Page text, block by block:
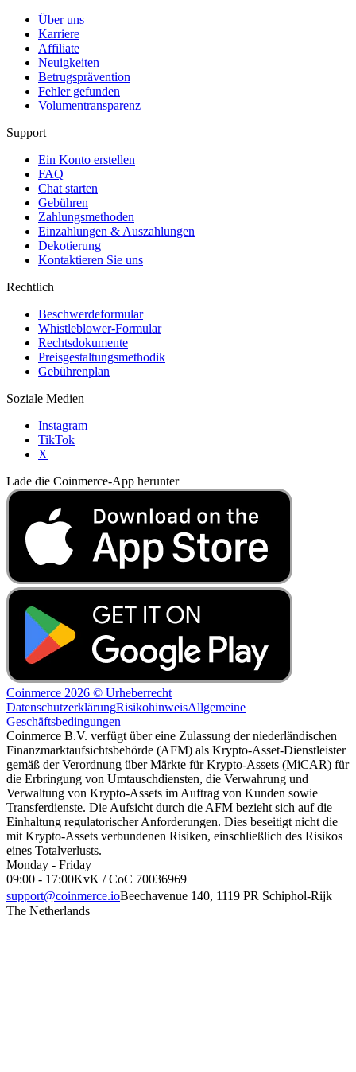
Über uns
Karriere
Affiliate
Neuigkeiten
Betrugsprävention
Fehler gefunden
Volumentransparenz
Support
Ein Konto erstellen
FAQ
Chat starten
Gebühren
Zahlungsmethoden
Einzahlungen & Auszahlungen
Dekotierung
Kontaktieren Sie uns
Rechtlich
Beschwerdeformular
Whistleblower-Formular
Rechtsdokumente
Preisgestaltungsmethodik
Gebührenplan
Soziale Medien
Instagram
TikTok
X
Lade die Coinmerce-App herunter
Coinmerce 2026 © Urheberrecht
DatenschutzerklärungRisikohinweisAllgemeine
Geschäftsbedingungen
Coinmerce B.V. verfügt über eine Zulassung der niederländischen
Finanzmarktaufsichtsbehörde (AFM) als Krypto-Asset-Dienstleister
gemäß der Verordnung über Märkte für Krypto-Assets (MiCAR) für
die Erbringung von Umtauschdiensten, die Verwahrung und
Verwaltung von Krypto-Assets im Auftrag von Kunden sowie
Transferdienste. Die Aufsicht durch die AFM bezieht sich auf die
Einhaltung regulatorischer Anforderungen. Dies beseitigt nicht die
mit Krypto-Assets verbundenen Risiken, einschließlich des Risikos
eines Totalverlusts.
Monday - Friday
09:00 - 17:00KvK / CoC 70036969
support@coinmerce.ioBeechavenue 140, 1119 PR Schiphol-Rijk
The Netherlands